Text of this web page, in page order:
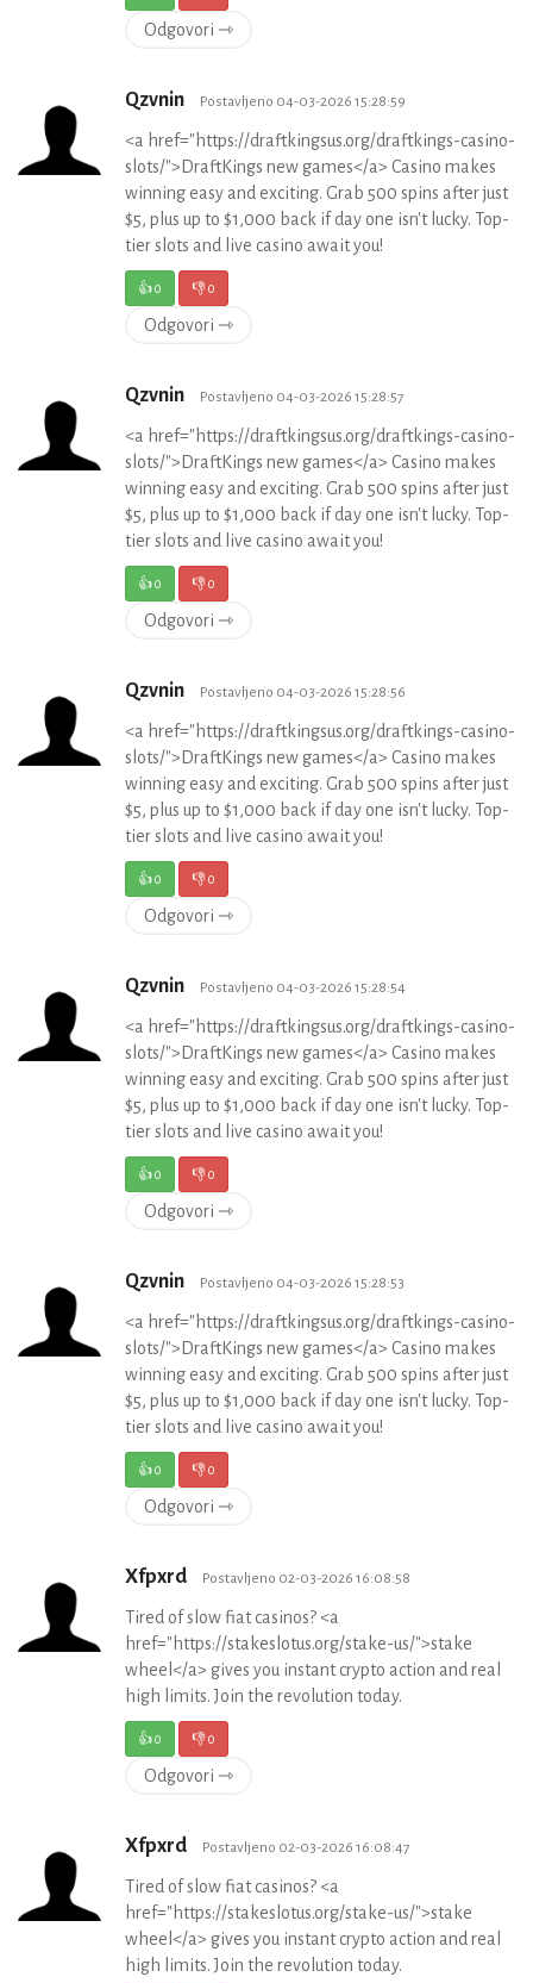
Odgovori ⇾
Qzvnin Postavljeno 04-03-2026 15:28:59
<a href="https://draftkingsus.org/draftkings-casino-
slots/">DraftKings new games</a> Casino makes
winning easy and exciting. Grab 500 spins after just
$5, plus up to $1,000 back if day one isn't lucky. Top-
tier slots and live casino await you!
👍0 👎0
Odgovori ⇾
Qzvnin Postavljeno 04-03-2026 15:28:57
<a href="https://draftkingsus.org/draftkings-casino-
slots/">DraftKings new games</a> Casino makes
winning easy and exciting. Grab 500 spins after just
$5, plus up to $1,000 back if day one isn't lucky. Top-
tier slots and live casino await you!
👍0 👎0
Odgovori ⇾
Qzvnin Postavljeno 04-03-2026 15:28:56
<a href="https://draftkingsus.org/draftkings-casino-
slots/">DraftKings new games</a> Casino makes
winning easy and exciting. Grab 500 spins after just
$5, plus up to $1,000 back if day one isn't lucky. Top-
tier slots and live casino await you!
👍0 👎0
Odgovori ⇾
Qzvnin Postavljeno 04-03-2026 15:28:54
<a href="https://draftkingsus.org/draftkings-casino-
slots/">DraftKings new games</a> Casino makes
winning easy and exciting. Grab 500 spins after just
$5, plus up to $1,000 back if day one isn't lucky. Top-
tier slots and live casino await you!
👍0 👎0
Odgovori ⇾
Qzvnin Postavljeno 04-03-2026 15:28:53
<a href="https://draftkingsus.org/draftkings-casino-
slots/">DraftKings new games</a> Casino makes
winning easy and exciting. Grab 500 spins after just
$5, plus up to $1,000 back if day one isn't lucky. Top-
tier slots and live casino await you!
👍0 👎0
Odgovori ⇾
Xfpxrd Postavljeno 02-03-2026 16:08:58
Tired of slow fiat casinos? <a
href="https://stakeslotus.org/stake-us/">stake
wheel</a> gives you instant crypto action and real
high limits. Join the revolution today.
👍0 👎0
Odgovori ⇾
Xfpxrd Postavljeno 02-03-2026 16:08:47
Tired of slow fiat casinos? <a
href="https://stakeslotus.org/stake-us/">stake
wheel</a> gives you instant crypto action and real
high limits. Join the revolution today.